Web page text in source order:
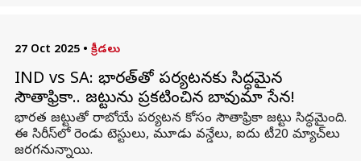
27 Oct 2025 • క్రీడలు
IND vs SA: భారత్‌తో పర్యటనకు సిద్ధమైన
సౌతాఫ్రికా.. జట్టును ప్రకటించిన బావుమా సేన!
భారత జట్టుతో రాబోయే పర్యటన కోసం సౌతాఫ్రికా జట్టు సిద్ధమైంది.
ఈ సిరీస్‌లో రెండు టెస్టులు, మూడు వన్డేలు, ఐదు టీ20 మ్యాచ్‌లు
జరగనున్నాయి.